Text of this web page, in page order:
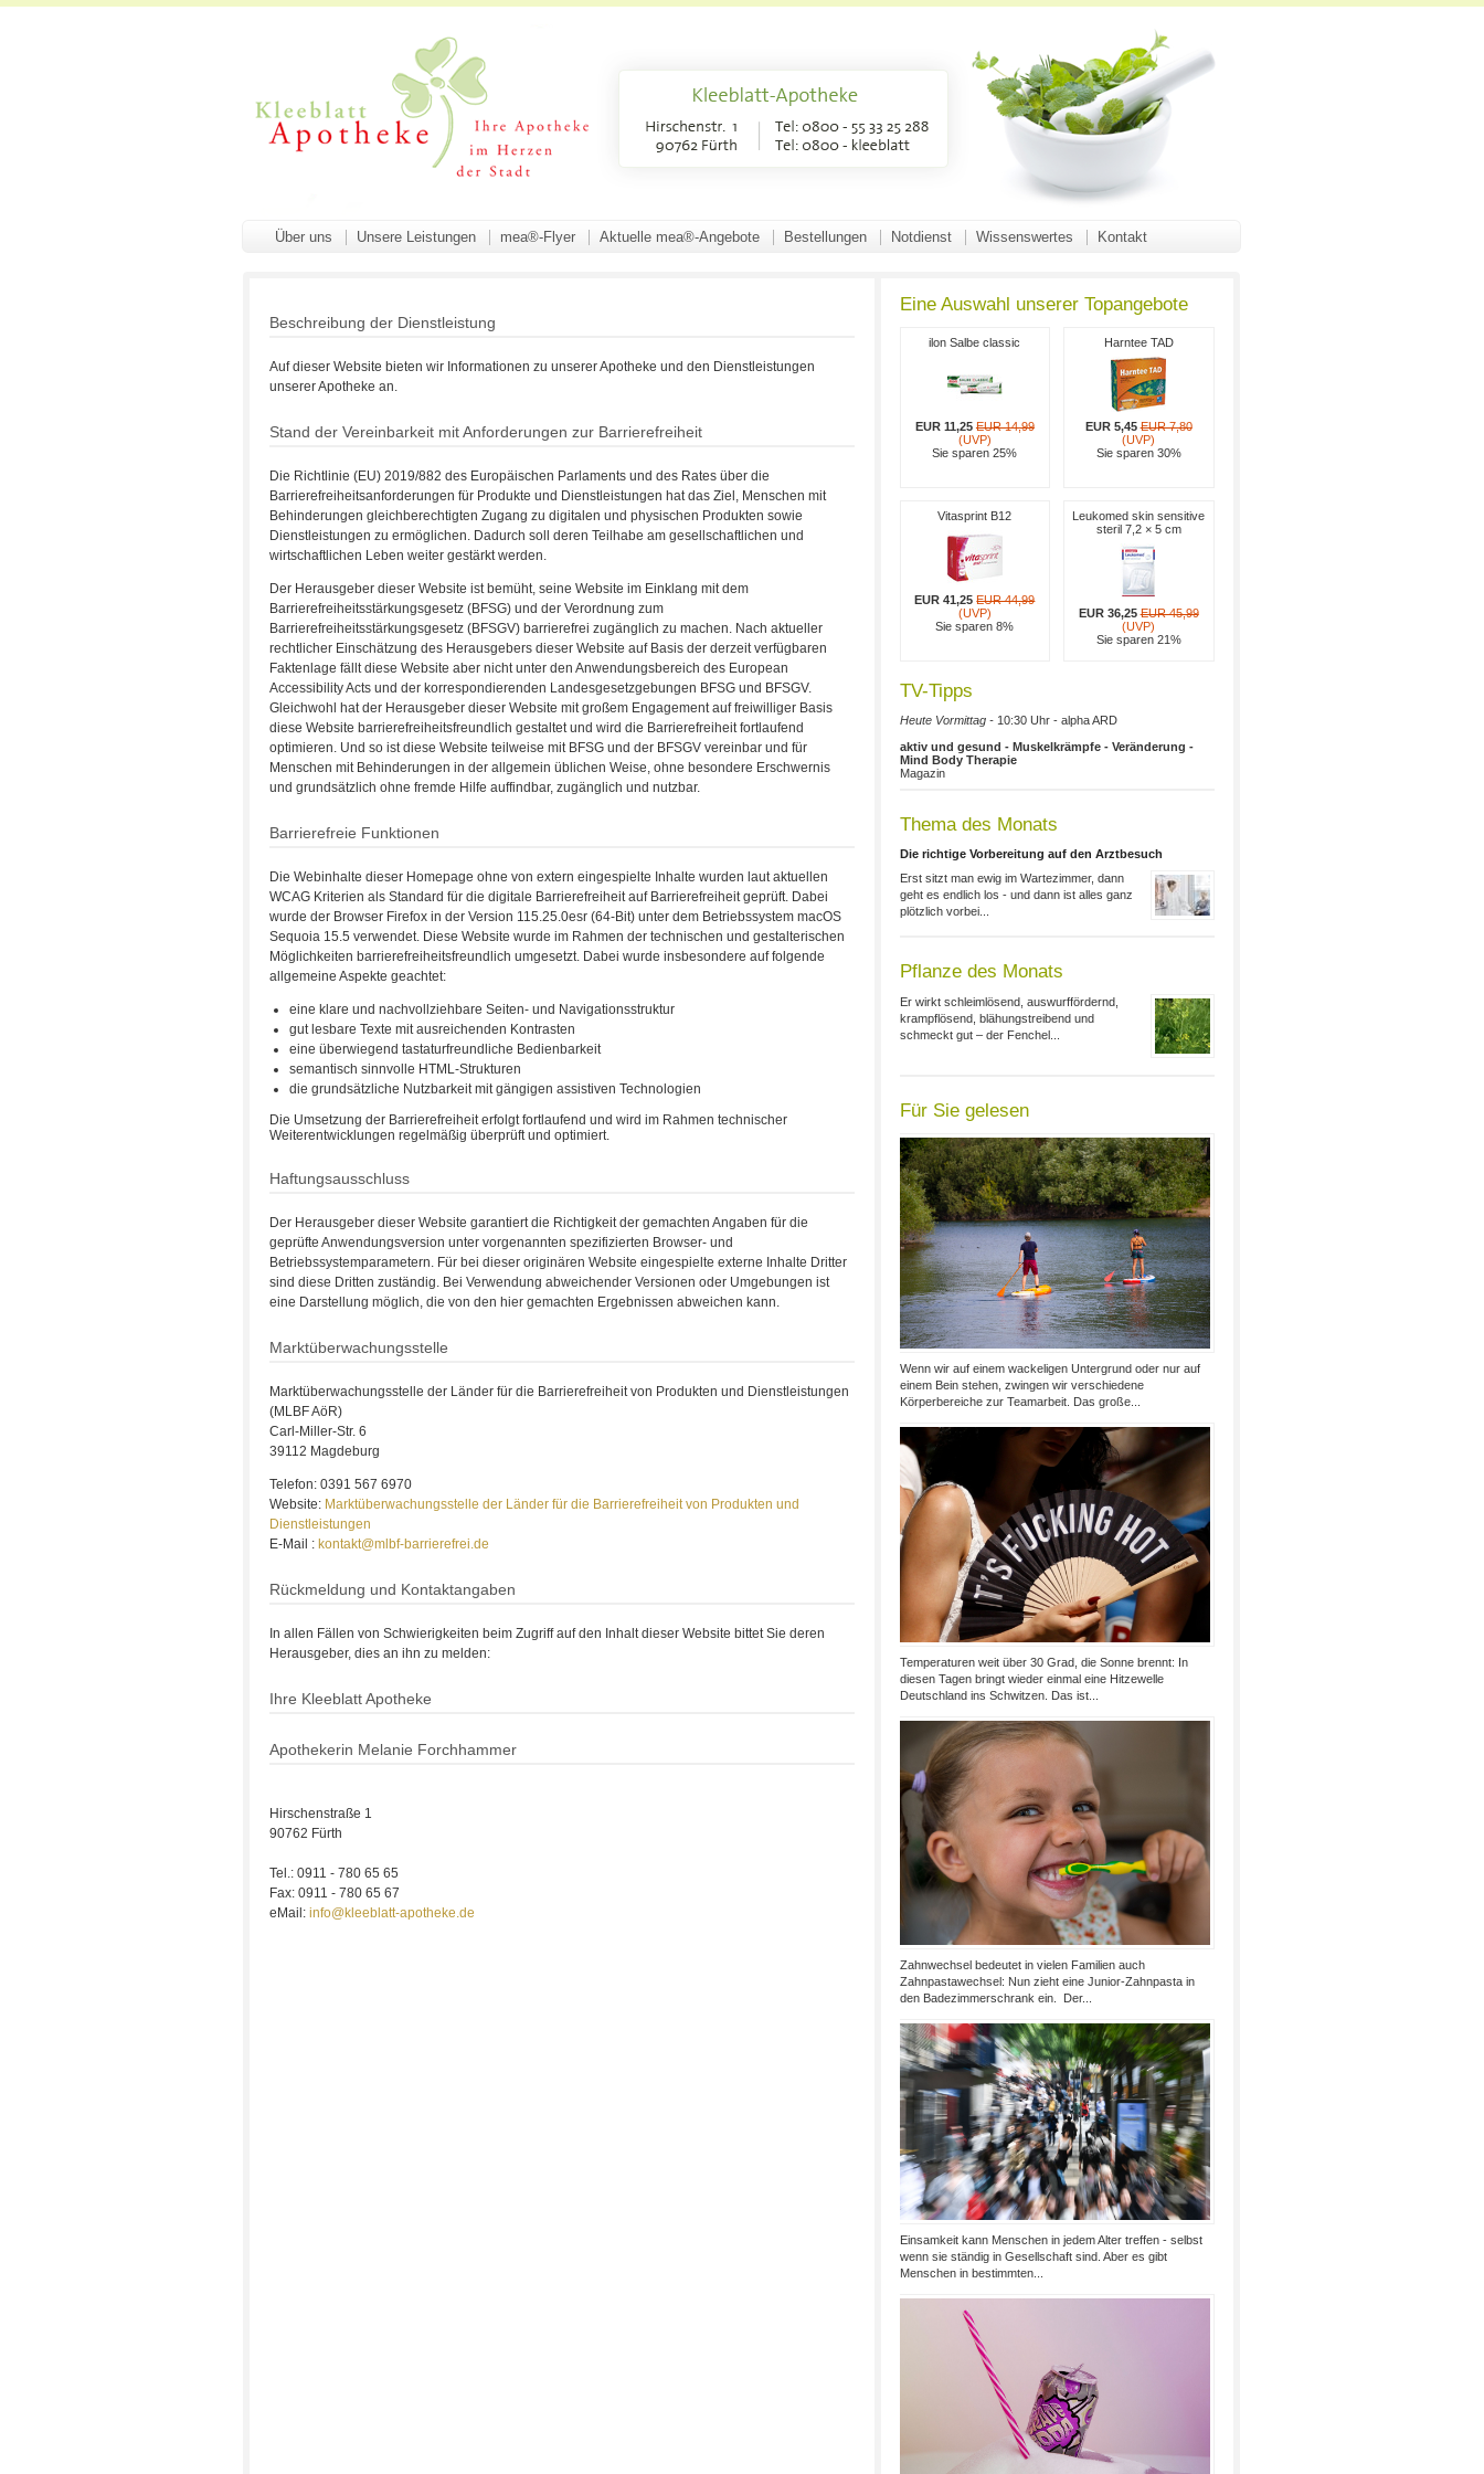
Über uns Unsere Leistungen mea®-Flyer Aktuelle mea®-Angebote Bestellungen Notdienst Wissenswertes Kontakt
Beschreibung der Dienstleistung
Auf dieser Website bieten wir Informationen zu unserer Apotheke und den Dienstleistungen
unserer Apotheke an.
Stand der Vereinbarkeit mit Anforderungen zur Barrierefreiheit
Die Richtlinie (EU) 2019/882 des Europäischen Parlaments und des Rates über die
Barrierefreiheitsanforderungen für Produkte und Dienstleistungen hat das Ziel, Menschen mit
Behinderungen gleichberechtigten Zugang zu digitalen und physischen Produkten sowie
Dienstleistungen zu ermöglichen. Dadurch soll deren Teilhabe am gesellschaftlichen und
wirtschaftlichen Leben weiter gestärkt werden.
Der Herausgeber dieser Website ist bemüht, seine Website im Einklang mit dem
Barrierefreiheitsstärkungsgesetz (BFSG) und der Verordnung zum
Barrierefreiheitsstärkungsgesetz (BFSGV) barrierefrei zugänglich zu machen. Nach aktueller
rechtlicher Einschätzung des Herausgebers dieser Website auf Basis der derzeit verfügbaren
Faktenlage fällt diese Website aber nicht unter den Anwendungsbereich des European
Accessibility Acts und der korrespondierenden Landesgesetzgebungen BFSG und BFSGV.
Gleichwohl hat der Herausgeber dieser Website mit großem Engagement auf freiwilliger Basis
diese Website barrierefreiheitsfreundlich gestaltet und wird die Barrierefreiheit fortlaufend
optimieren. Und so ist diese Website teilweise mit BFSG und der BFSGV vereinbar und für
Menschen mit Behinderungen in der allgemein üblichen Weise, ohne besondere Erschwernis
und grundsätzlich ohne fremde Hilfe auffindbar, zugänglich und nutzbar.
Barrierefreie Funktionen
Die Webinhalte dieser Homepage ohne von extern eingespielte Inhalte wurden laut aktuellen
WCAG Kriterien als Standard für die digitale Barrierefreiheit auf Barrierefreiheit geprüft. Dabei
wurde der Browser Firefox in der Version 115.25.0esr (64-Bit) unter dem Betriebssystem macOS
Sequoia 15.5 verwendet. Diese Website wurde im Rahmen der technischen und gestalterischen
Möglichkeiten barrierefreiheitsfreundlich umgesetzt. Dabei wurde insbesondere auf folgende
allgemeine Aspekte geachtet:
eine klare und nachvollziehbare Seiten- und Navigationsstruktur
gut lesbare Texte mit ausreichenden Kontrasten
eine überwiegend tastaturfreundliche Bedienbarkeit
semantisch sinnvolle HTML-Strukturen
die grundsätzliche Nutzbarkeit mit gängigen assistiven Technologien
Die Umsetzung der Barrierefreiheit erfolgt fortlaufend und wird im Rahmen technischer
Weiterentwicklungen regelmäßig überprüft und optimiert.
Haftungsausschluss
Der Herausgeber dieser Website garantiert die Richtigkeit der gemachten Angaben für die
geprüfte Anwendungsversion unter vorgenannten spezifizierten Browser- und
Betriebssystemparametern. Für bei dieser originären Website eingespielte externe Inhalte Dritter
sind diese Dritten zuständig. Bei Verwendung abweichender Versionen oder Umgebungen ist
eine Darstellung möglich, die von den hier gemachten Ergebnissen abweichen kann.
Marktüberwachungsstelle
Marktüberwachungsstelle der Länder für die Barrierefreiheit von Produkten und Dienstleistungen
(MLBF AöR)
Carl-Miller-Str. 6
39112 Magdeburg
Telefon: 0391 567 6970
Website: Marktüberwachungsstelle der Länder für die Barrierefreiheit von Produkten und
Dienstleistungen
E-Mail : kontakt@mlbf-barrierefrei.de
Rückmeldung und Kontaktangaben
In allen Fällen von Schwierigkeiten beim Zugriff auf den Inhalt dieser Website bittet Sie deren
Herausgeber, dies an ihn zu melden:
Ihre Kleeblatt Apotheke
Apothekerin Melanie Forchhammer
Hirschenstraße 1
90762 Fürth
Tel.: 0911 - 780 65 65
Fax: 0911 - 780 65 67
eMail: info@kleeblatt-apotheke.de
Eine Auswahl unserer Topangebote
ilon Salbe classic
EUR 11,25 EUR 14,99
(UVP)
Sie sparen 25%
Harntee TAD
EUR 5,45 EUR 7,80
(UVP)
Sie sparen 30%
Vitasprint B12
EUR 41,25 EUR 44,99
(UVP)
Sie sparen 8%
Leukomed skin sensitive
steril 7,2 × 5 cm
EUR 36,25 EUR 45,99
(UVP)
Sie sparen 21%
TV-Tipps
Heute Vormittag -10:30 Uhr - alpha ARD
aktiv und gesund - Muskelkrämpfe - Veränderung -
Mind Body Therapie
Magazin
Thema des Monats
Die richtige Vorbereitung auf den Arztbesuch
Erst sitzt man ewig im Wartezimmer, dann
geht es endlich los - und dann ist alles ganz
plötzlich vorbei...
Pflanze des Monats
Er wirkt schleimlösend, auswurffördernd,
krampflösend, blähungstreibend und
schmeckt gut – der Fenchel...
Für Sie gelesen
Wenn wir auf einem wackeligen Untergrund oder nur auf
einem Bein stehen, zwingen wir verschiedene
Körperbereiche zur Teamarbeit. Das große...
Temperaturen weit über 30 Grad, die Sonne brennt: In
diesen Tagen bringt wieder einmal eine Hitzewelle
Deutschland ins Schwitzen. Das ist...
Zahnwechsel bedeutet in vielen Familien auch
Zahnpastawechsel: Nun zieht eine Junior-Zahnpasta in
den Badezimmerschrank ein. Der...
Einsamkeit kann Menschen in jedem Alter treffen - selbst
wenn sie ständig in Gesellschaft sind. Aber es gibt
Menschen in bestimmten...